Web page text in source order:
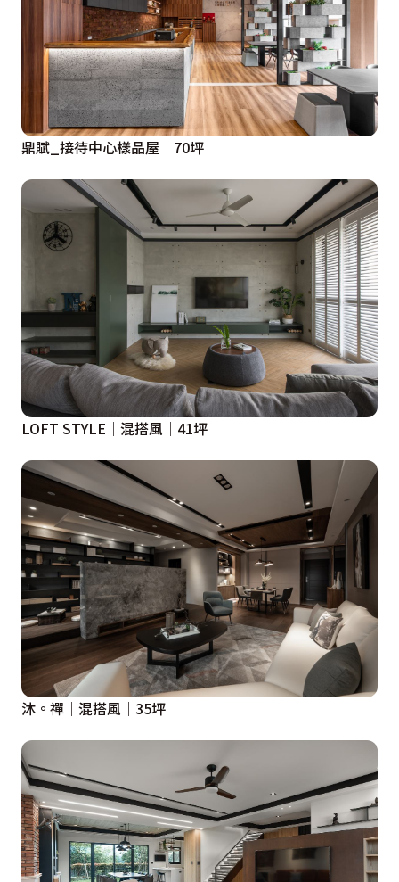
鼎賦_接待中心樣品屋│70坪
LOFT STYLE│混搭風│41坪
沐。禪│混搭風│35坪